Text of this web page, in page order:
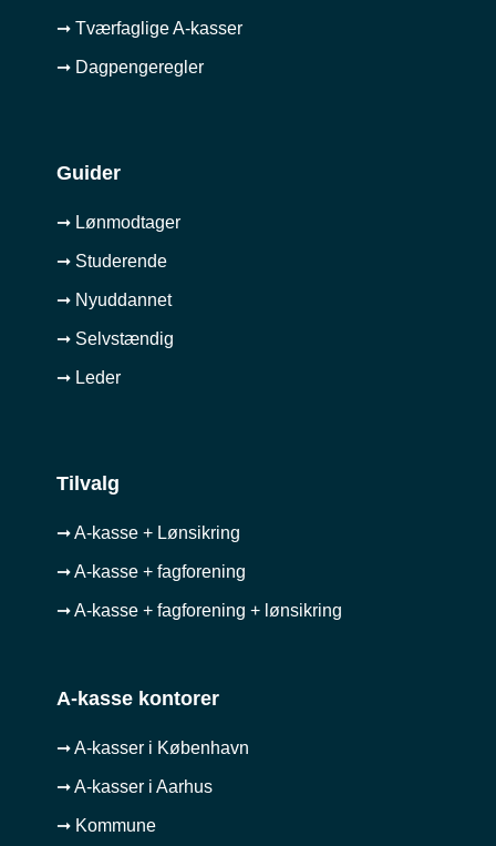
➞ Tværfaglige A-kasser
➞ Dagpengeregler
Guider
➞ Lønmodtager
➞ Studerende
➞ Nyuddannet
➞ Selvstændig
➞ Leder
Tilvalg
➞ A-kasse + Lønsikring
➞ A-kasse + fagforening
➞ A-kasse + fagforening + lønsikring
A-kasse kontorer
➞ A-kasser i København
➞ A-kasser i Aarhus
➞ Kommune